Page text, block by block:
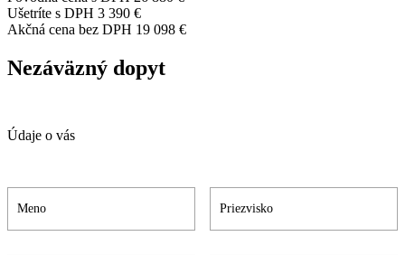
Ušetríte s DPH 3 390 €
Akčná cena bez DPH 19 098 €
Nezáväzný dopyt
Údaje o vás